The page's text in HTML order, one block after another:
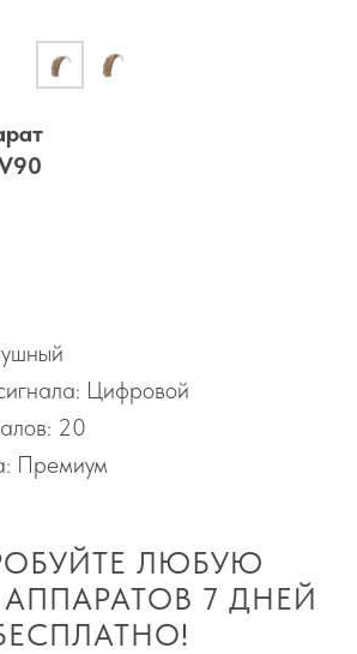
Цифровой
20
Премиум
ЛЮБУЮ
7 ДНЕЙ